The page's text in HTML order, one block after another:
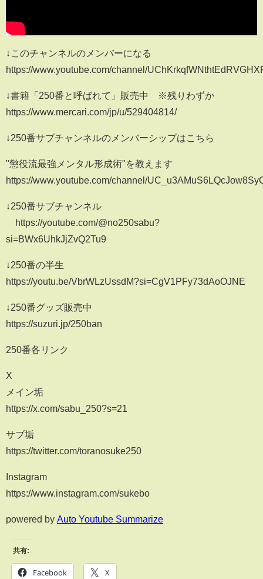
↓このチャンネルのメンバーになる
https://www.youtube.com/channel/
↓書籍「250番と呼ばれて」販売中 ※残りわずか
https://www.mercari.com/jp/u/529404814/
↓250番サブチャンネルのメンバーシップはこちら
"懲役流最強メンタル形成術"を教えます
https://www.youtube.com/channel/
↓250番サブチャンネル
​⁠ ​⁠​⁠​⁠ ​⁠​⁠​⁠ ​⁠ ​https://youtube.com/@no250sabu?
si=BWx6UhkJjZvQ2Tu9
↓250番の半生
https://youtu.be/VbrWLzUssdM?si=CgV1PFy73dAoOJNE
↓250番グッズ販売中
https://suzuri.jp/250ban
250番各リンク
X
メイン垢
https://x.com/sabu_250?s=21
サブ垢
https://twitter.com/toranosuke250
Instagram
https://www.instagram.com/sukebo
powered by Auto Youtube Summarize
共有:
Facebook X